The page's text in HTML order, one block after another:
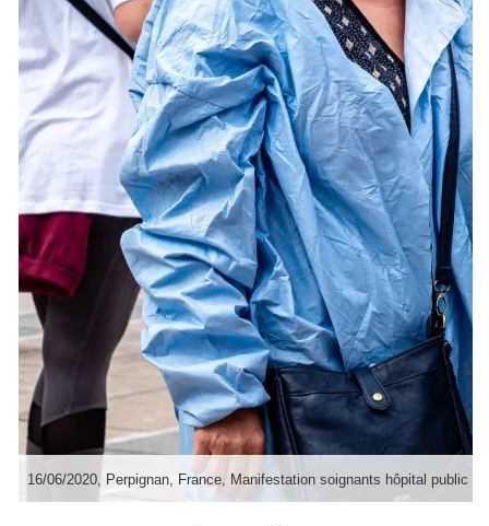
16/06/2020, Perpignan, France, Manifestation soignants hôpital public et